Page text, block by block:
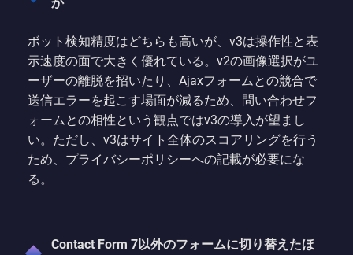
ボット検知精度はどちらも高いが、v3は操作性と表
示速度の面で大きく優れている。v2の画像選択がユ
ーザーの離脱を招いたり、Ajaxフォームとの競合で
送信エラーを起こす場面が減るため、問い合わせフ
ォームとの相性という観点ではv3の導入が望まし
い。ただし、v3はサイト全体のスコアリングを行う
ため、プライバシーポリシーへの記載が必要にな
る。
Contact Form 7以外のフォームに切り替えたほ